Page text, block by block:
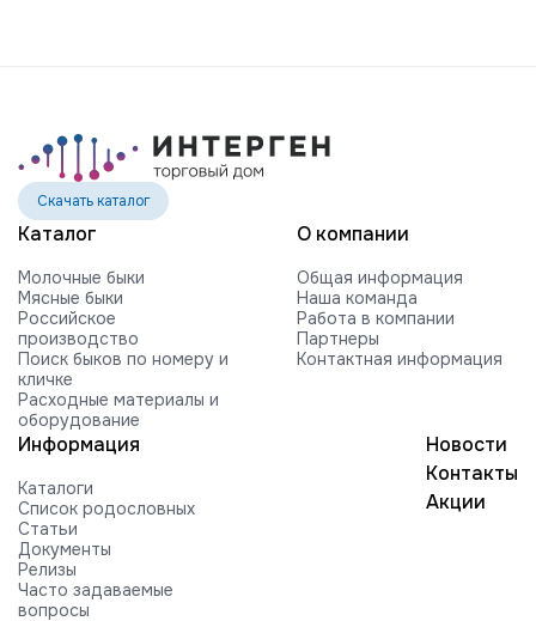
Скачать каталог
Каталог
Молочные быки
Мясные быки
Российское
производство
Поиск быков по номеру и
кличке
Расходные материалы и
оборудование
О компании
Общая информация
Наша команда
Работа в компании
Партнеры
Контактная информация
Информация
Каталоги
Список родословных
Статьи
Документы
Релизы
Часто задаваемые
вопросы
Новости
Контакты
Акции